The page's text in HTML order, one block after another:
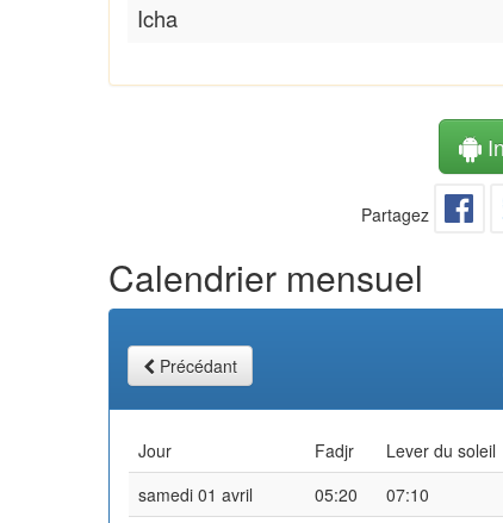
Icha
Partagez
Calendrier mensuel
Précédant
Jour Fadjr Lever du soleil
samedi 01 avril
05:20 07:10